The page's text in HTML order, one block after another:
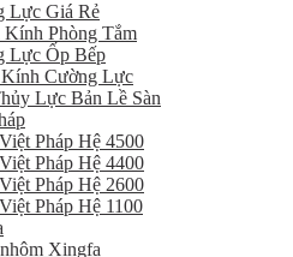
Lực Giá Rẻ
Phòng Tắm
Lực Ốp Bếp
Cường Lực
Lực Bản Lề Sàn
Pháp Hệ 4500
Pháp Hệ 4400
Pháp Hệ 2600
Pháp Hệ 1100
Xingfa